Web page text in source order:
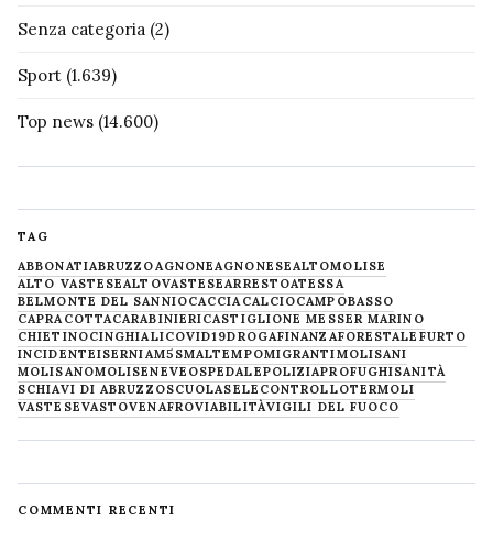
Senza categoria (2)
Sport (1.639)
Top news (14.600)
TAG
ABBONATIABRUZZOAGNONEAGNONESEALTOMOLISE
ALTO VASTESEALTOVASTESEARRESTOATESSA
BELMONTE DEL SANNIOCACCIA CALCIOCAMPOBASSO
CAPRACOTTACARABINIERICASTIGLIONE MESSER MARINO
CHIETINOCINGHIALICOVID19DROGAFINANZAFORESTALE FURTO
INCIDENTEISERNIAM5SMALTEMPOMIGRANTIMOLISANI
MOLISANOMOLISENEVE OSPEDALEPOLIZIAPROFUGHISANITÀ
SCHIAVI DI ABRUZZOSCUOLASELECONTROLLOTERMOLI
VASTESEVASTOVENAFROVIABILITÀVIGILI DEL FUOCO
COMMENTI RECENTI